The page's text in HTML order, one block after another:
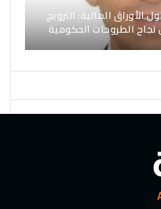
الأوراق المالية: الترويج
الطروحات الحكومية